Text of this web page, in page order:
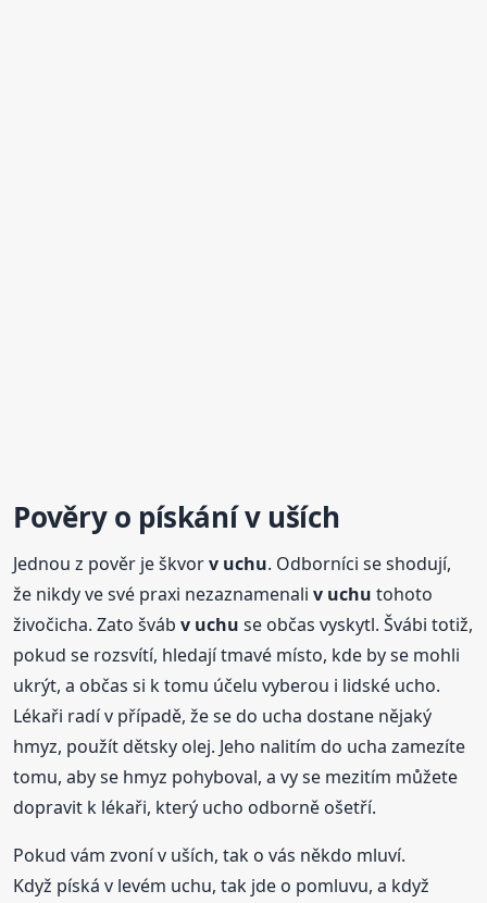
Pověry o pískánív uších
Jednou z pověr je škvorv uchu. Odborníci se shodují,
že nikdy ve své praxi nezaznamenaliv uchu tohoto
živočicha. Zato švábv uchu se občas vyskytl. Švábi totiž,
pokud se rozsvítí, hledají tmavé místo, kde by se mohli
ukrýt, a občas si k tomu účelu vyberou i lidské ucho.
Lékaři radí v případě, že se do ucha dostane nějaký
hmyz, použít dětsky olej. Jeho nalitím do ucha zamezíte
tomu, aby se hmyz pohyboval, a vy se mezitím můžete
dopravit k lékaři, který ucho odborně ošetří.
Pokud vám zvoní v uších, tak o vás někdo mluví.
Když píská v levém uchu, tak jde o pomluvu, a když